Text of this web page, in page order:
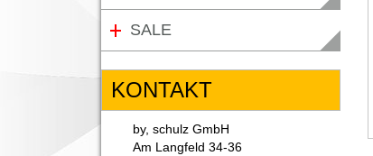
SALE
KONTAKT
by, schulz GmbH
Am Langfeld 34-36